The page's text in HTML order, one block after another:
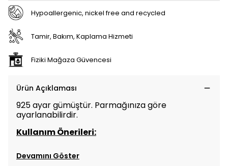
Hypoallergenic, nickel free and recycled
Tamir, Bakım, Kaplama Hizmeti
Fiziki Mağaza Güvencesi
Ürün Açıklaması
925 ayar gümüştür. Parmağınıza göre
ayarlanabilirdir.
Kullanım Önerileri:
Devamını Göster